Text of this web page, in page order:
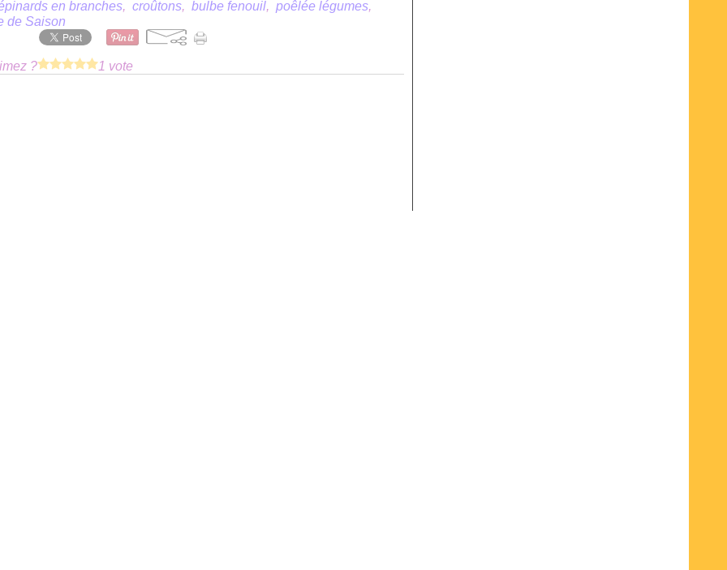
en branches, croûtons, bulbe fenouil, poêlée légumes,
de Saison
? 1 vote